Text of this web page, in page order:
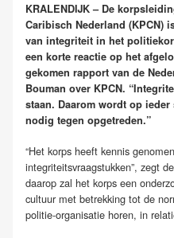
KRALENDIJK – De
Caribisch Nederland (KPCN)
van integriteit in het
een korte reactie op het
gekomen rapport van de
Bouman over KPCN.
staan. Daarom wordt op
nodig tegen opgetreden.”
“Het korps heeft kennis
integriteitsvraagstukken”, zegt
daarop zal het korps een
cultuur met betrekking tot de
politie-organisatie horen, in